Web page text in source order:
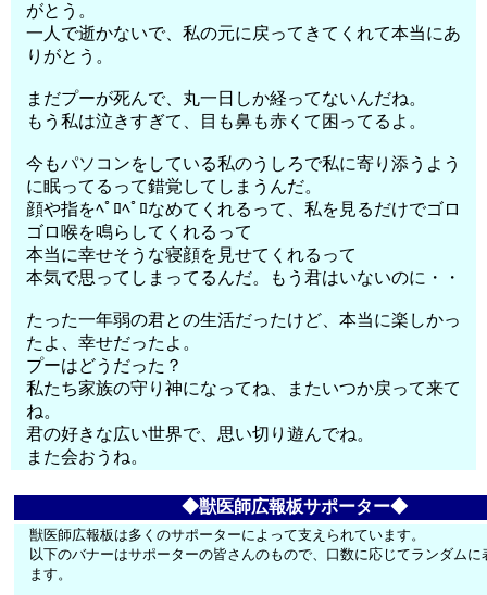
がとう。
一人で逝かないで、私の元に戻ってきてくれて本当にあ
りがとう。
まだプーが死んで、丸一日しか経ってないんだね。
もう私は泣きすぎて、目も鼻も赤くて困ってるよ。
今もパソコンをしている私のうしろで私に寄り添うよう
に眠ってるって錯覚してしまうんだ。
顔や指をﾍﾟﾛﾍﾟﾛなめてくれるって、私を見るだけでゴロ
ゴロ喉を鳴らしてくれるって
本当に幸せそうな寝顔を見せてくれるって
本気で思ってしまってるんだ。もう君はいないのに・・
たった一年弱の君との生活だったけど、本当に楽しかっ
たよ、幸せだったよ。
プーはどうだった？
私たち家族の守り神になってね、またいつか戻って来て
ね。
君の好きな広い世界で、思い切り遊んでね。
また会おうね。
◆獣医師広報板サポーター◆
獣医師広報板は多くのサポーターによって支えられています。
以下のバナーはサポーターの皆さんのもので、口数に応じてランダムに
ます。